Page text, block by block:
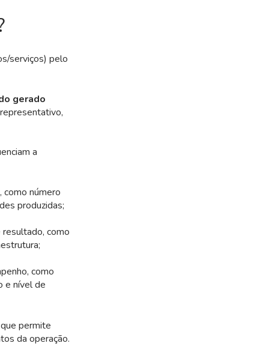
serviços) pelo
gerado
a
número
produzidas;
resultado, como
como
e nível de
permite
da operação.